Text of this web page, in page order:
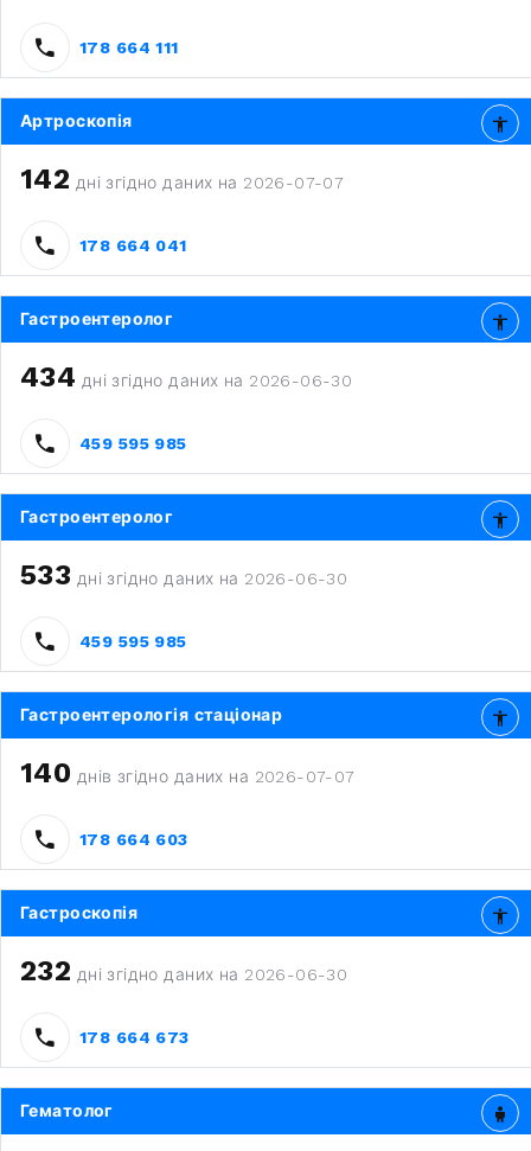
178 664 111
Артроскопія
142 дні згідно даних на 2026-07-07
178 664 041
Гастроентеролог
434 дні згідно даних на 2026-06-30
459 595 985
Гастроентеролог
533 дні згідно даних на 2026-06-30
459 595 985
Гастроентерологія стаціонар
140 днів згідно даних на 2026-07-07
178 664 603
Гастроскопія
232 дні згідно даних на 2026-06-30
178 664 673
Гематолог